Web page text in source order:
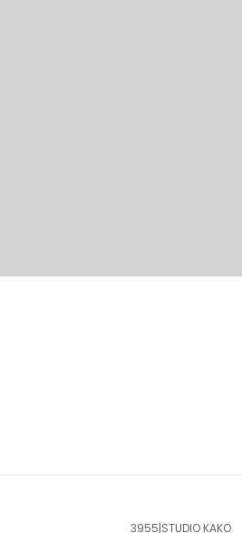
3955|STUDIO KAKO